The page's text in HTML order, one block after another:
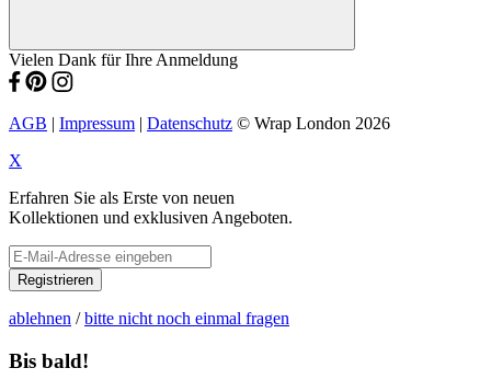
Vielen Dank für Ihre Anmeldung
AGB | Impressum | Datenschutz © Wrap London 2026
X
Erfahren Sie als Erste von neuen
Kollektionen und exklusiven Angeboten.
Registrieren
ablehnen /bitte nicht noch einmal fragen
Bis bald!